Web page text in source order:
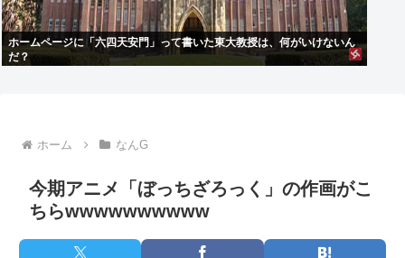
ホームページに「六四天安門」って書いた東大教授は、何がいけないん
だ？
ホーム なんG
今期アニメ「ぼっちざろっく」の作画がこ
ちらwwwwwwwwww